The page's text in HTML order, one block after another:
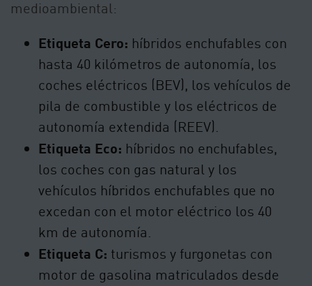
medioambiental:
Etiqueta Cero: híbridos enchufables con
hasta 40 kilómetros de autonomía, los
coches eléctricos (BEV), los vehículos de
pila de combustible y los eléctricos de
autonomía extendida (REEV).
Etiqueta Eco: híbridos no enchufables,
los coches con gas natural y los
vehículos híbridos enchufables que no
excedan con el motor eléctrico los 40
km de autonomía.
Etiqueta C: turismos y furgonetas con
motor de gasolina matriculados desde